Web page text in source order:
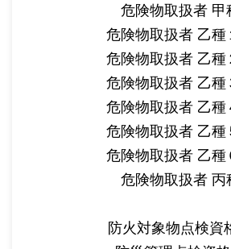
危険物取扱者 甲
危険物取扱者 乙種
危険物取扱者 乙種
危険物取扱者 乙種
危険物取扱者 乙種
危険物取扱者 乙種
危険物取扱者 乙種
危険物取扱者 丙
防火対象物点検資